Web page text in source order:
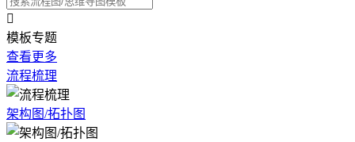

模板专题
查看更多
流程梳理
架构图/拓扑图